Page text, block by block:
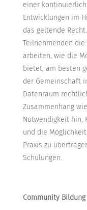
einer
Entwicklungen im
das geltende
Teilnehmenden
arbeiten, wie die
bietet, am besten
der Gemeinschaft
Datenraum
Zusammenhang
Notwendigkeit hin,
und die
Praxis zu
Schulungen.
Community Bildung